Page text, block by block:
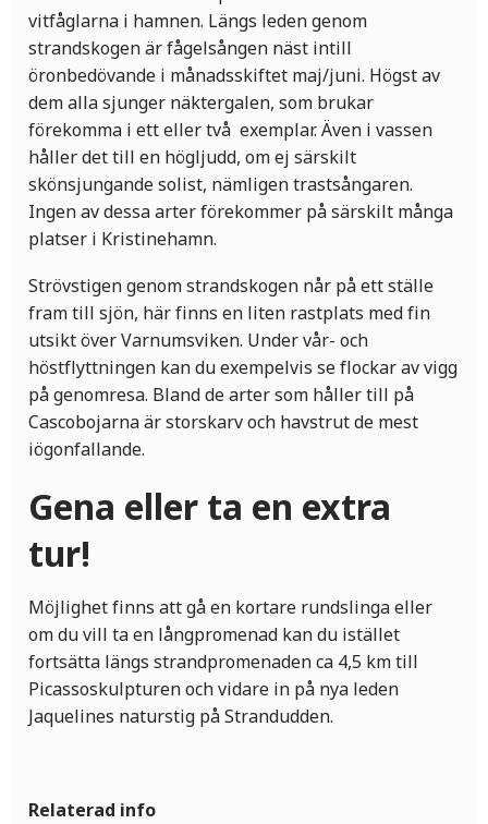
vitfåglarna i hamnen. Längs leden genom
strandskogen är fågelsången näst intill
öronbedövande i månadsskiftet maj/juni. Högst av
dem alla sjunger näktergalen, som brukar
förekomma i ett eller två exemplar. Även i vassen
håller det till en högljudd, om ej särskilt
skönsjungande solist, nämligen trastsångaren.
Ingen av dessa arter förekommer på särskilt många
platser i Kristinehamn.
Strövstigen genom strandskogen når på ett ställe
fram till sjön, här finns en liten rastplats med fin
utsikt över Varnumsviken. Under vår- och
höstflyttningen kan du exempelvis se flockar av vigg
på genomresa. Bland de arter som håller till på
Cascobojarna är storskarv och havstrut de mest
iögonfallande.
Gena eller ta en extra
tur!
Möjlighet finns att gå en kortare rundslinga eller
om du vill ta en långpromenad kan du istället
fortsätta längs strandpromenaden ca 4,5 km till
Picassoskulpturen och vidare in på nya leden
Jaquelines naturstig på Strandudden.
Relaterad info